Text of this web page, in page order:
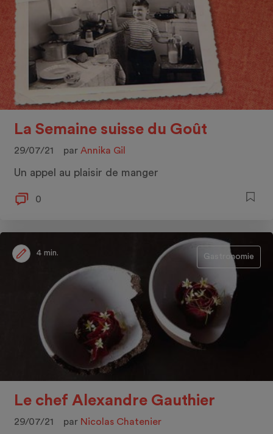
La Semaine suisse du Goût
29/07/21 par Annika Gil
Un appel au plaisir de manger
0
4 min. Gastronomie
Le chef Alexandre Gauthier
29/07/21 par Nicolas Chatenier